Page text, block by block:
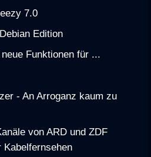
7.0
Edition
Funktionen für ...
- An Arroganz kaum zu
von ARD und ZDF
Kabelfernsehen